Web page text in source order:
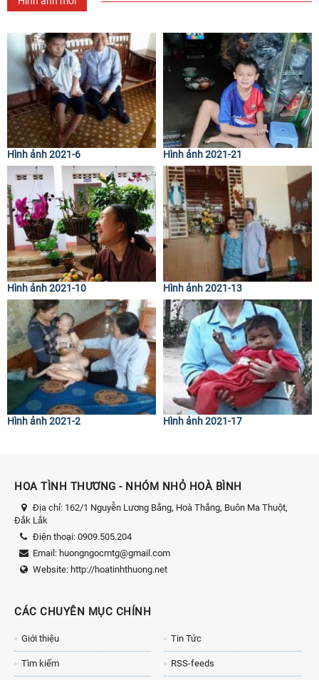
Hình ảnh 2021-6 Hình ảnh 2021-21
Hình ảnh 2021-10 Hình ảnh 2021-13
Hình ảnh 2021-2 Hình ảnh 2021-17
HOA TÌNH THƯƠNG - NHÓM NHỎ HOÀ BÌNH
Địa chỉ: 162/1 Nguyễn Lương Bằng, Hoà Thắng, Buôn Ma Thuột,
Đắk Lắk
Điện thoại: 0909.505.204
Email: huongngocmtg@gmail.com
Website: http://hoatinhthuong.net
CÁC CHUYÊN MỤC CHÍNH
Giới thiệu Tin Tức
Tìm kiếm RSS-feeds